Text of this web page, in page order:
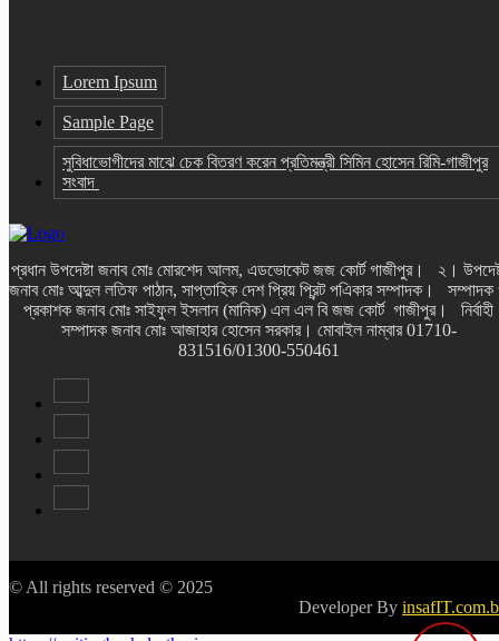
Lorem Ipsum
Sample Page
সুবিধাভোগীদের মাঝে চেক বিতরণ করেন প্রতিমন্ত্রী সিমিন হোসেন রিমি-গাজীপুর
সংবাদ
প্রধান উপদেষ্টা জনাব মোঃ মোরশেদ আলম, এডভোকেট জজ কোর্ট গাজীপুর। ২।
জনাব মোঃ আব্দুল লতিফ পাঠান, সাপ্তাহিক দেশ প্রিয় প্রিন্ট পএিকার সম্পাদক।
প্রকাশক জনাব মোঃ সাইফুল ইসলান (মানিক) এল এল বি জজ কোর্ট গাজীপুর। নির্বাহী
সম্পাদক জনাব মোঃ আজাহার হোসেন সরকার। মোবাইল নাম্বার 01710-
831516/01300-550461
© All rights reserved © 2025
Developer By